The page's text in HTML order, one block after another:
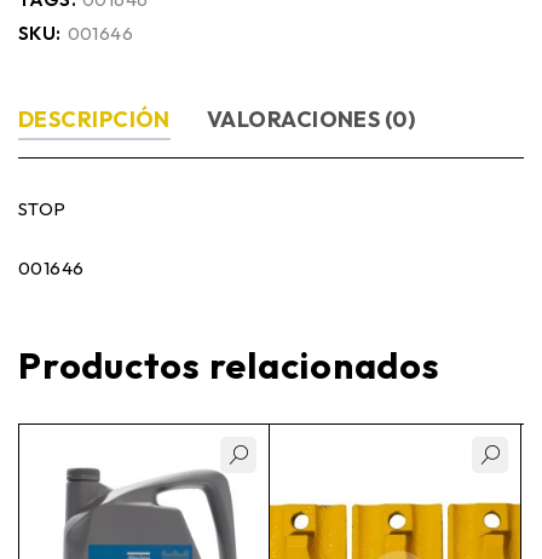
SKU: 001646
DESCRIPCIÓN VALORACIONES (0)
STOP
001646
Productos relacionados